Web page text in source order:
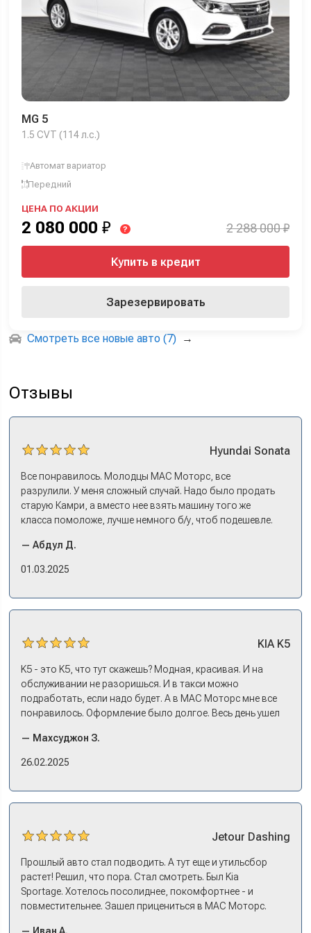
MG 5
1.5 CVT (114 л.с.)
Автомат вариатор
Передний
ЦЕНА ПО АКЦИИ
2 080 000 ₽ ? 2 288 000 ₽
Купить в кредит
Зарезервировать
Смотреть все новые авто (7) →
Отзывы
Hyundai Sonata
Все понравилось. Молодцы МАС Моторс, все
разрулили. У меня сложный случай. Надо было продать
старую Камри, а вместо нее взять машину того же
класса помоложе, лучше немного б/у, чтоб подешевле.
либо самому всем этим заниматься – а работать когда?
Либо искать салон, где есть нормальный трейд-ин. И
Но тогда еще ищи салон, где машины в наличии, а не
Москве без машины работать? Мне повезло в МАС
Моторс: много подержанных предложений, выбор есть,
трейд-ин быстрый. Камри пригнал, сдал, Сонату
выбрали, оформили все, кредит, договор, страховку. На
все про все несколько дней: зайти узнать, приехать
оформляться, забрать машину на выдаче.
— Абдул Д.
01.03.2025
KIA K5
K5 - это K5, что тут скажешь? Модная, красивая. И на
обслуживании не разоришься. И в такси можно
подработать, если надо будет. А в МАС Моторс мне все
понравилось. Оформление было долгое. Весь день ушел
в документах порядок. И кредит дали без проблем. И
еще ОСАГО и КАСКО оформили. Зато на выдаче такие
— Махсуджон З.
26.02.2025
Jetour Dashing
Прошлый авто стал подводить. А тут еще и утильсбор
растет! Решил, что пора. Стал смотреть. Был Kia
Sportage. Хотелось посолиднее, покомфортнее - и
повместительнее. Зашел прицениться в МАС Моторс.